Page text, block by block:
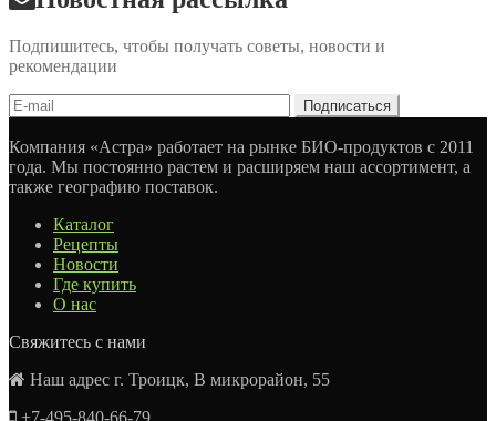
Подпишитесь, чтобы получать советы, новости и
рекомендации
Компания «Астра» работает на рынке БИО-продуктов с 2011
года. Мы постоянно растем и расширяем наш ассортимент, а
также географию поставок.
Каталог
Рецепты
Новости
Где купить
О нас
Свяжитесь с нами
Наш адрес г. Троицк, В микрорайон, 55
+7-495-840-66-79